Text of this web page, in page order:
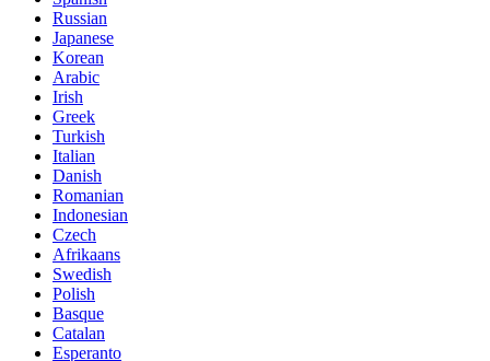
Russian
Japanese
Korean
Arabic
Irish
Greek
Turkish
Italian
Danish
Romanian
Indonesian
Czech
Afrikaans
Swedish
Polish
Basque
Catalan
Esperanto